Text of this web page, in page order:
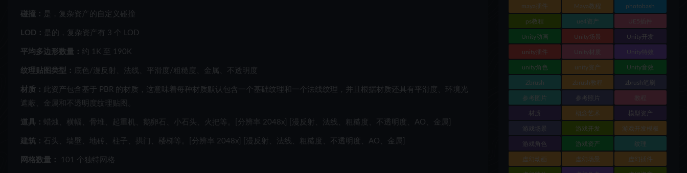
碰撞： 是，复杂资产的自定义碰撞
LOD： 是的，复杂资产有 3 个 LOD
平均多边形数量： 约 1K 至 190K
纹理贴图类型： 底色/漫反射、法线、平滑度/粗糙度、金属、不透明度
材质： 此资产包含基于 PBR 的材质，这意味着每种材质默认包含一个基础纹理和一个法线纹理，并且根据材质还具有平滑度、环境光
遮蔽、金属和不透明度纹理贴图。
道具： 蜡烛、横幅、骨堆、起重机、鹅卵石、小石头、火把等。[分辨率 2048x] [漫反射、法线、粗糙度、不透明度、AO、金属]
建筑： 石头、墙壁、地砖、柱子、拱门、楼梯等。[分辨率 2048x] [漫反射、法线、粗糙度、不透明度、AO、金属]
网格数量： 101 个独特网格
maya插件 Maya教程 photobash
ps教程 ue4资产 UE5插件
Unity动画 Unity场景 Unity开发
unity插件 Unity材质 Unity特效
unity角色 unity资产 Unity音效
Zbrush zbrush教程 zbrush笔刷
参考图片 参考照片 教程
材质 概念艺术 模型资产
游戏场景 游戏开发 游戏开发模板
游戏角色 游戏资产 纹理
虚幻动画 虚幻场景 虚幻插件